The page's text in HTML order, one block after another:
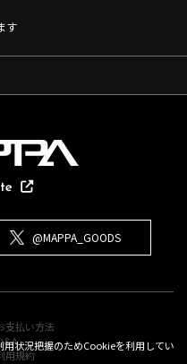
す
@MAPPA_GOODS
支払い方法
用規約
状況把握のためCookieを利用してい